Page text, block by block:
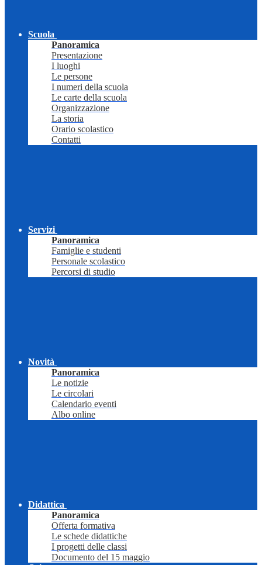
Scuola
Panoramica
Presentazione
I luoghi
Le persone
I numeri della scuola
Le carte della scuola
Organizzazione
La storia
Orario scolastico
Contatti
Servizi
Panoramica
Famiglie e studenti
Personale scolastico
Percorsi di studio
Novità
Panoramica
Le notizie
Le circolari
Calendario eventi
Albo online
Didattica
Panoramica
Offerta formativa
Le schede didattiche
I progetti delle classi
Documento del 15 maggio